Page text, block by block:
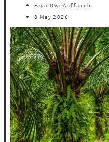
Fajar Dwi Ariffandhi
8 May 2026